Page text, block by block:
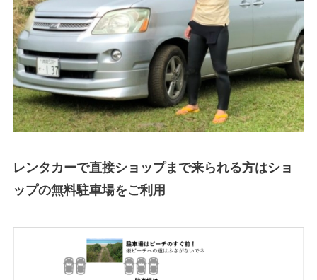
レンタカーで直接ショップまで来られる方はショ
ップの無料駐車場をご利用